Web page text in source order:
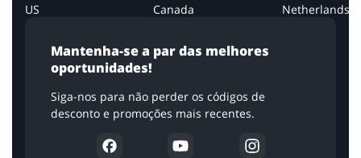
Mantenha-se a par das melhores
oportunidades!
Siga-nos para não perder os códigos de
desconto e promoções mais recentes.
US
Canada Netherlands